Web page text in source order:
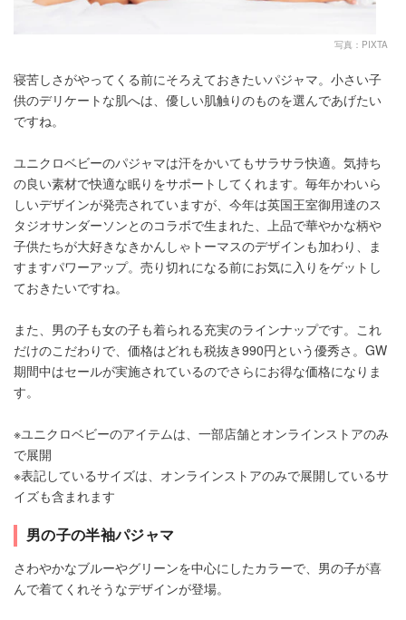
写真：PIXTA
寝苦しさがやってくる前にそろえておきたいパジャマ。小さい子
供のデリケートな肌へは、優しい肌触りのものを選んであげたい
ですね。
ユニクロベビーのパジャマは汗をかいてもサラサラ快適。気持ち
の良い素材で快適な眠りをサポートしてくれます。毎年かわいら
しいデザインが発売されていますが、今年は英国王室御用達のス
タジオサンダーソンとのコラボで生まれた、上品で華やかな柄や
子供たちが大好きなきかんしゃトーマスのデザインも加わり、ま
すますパワーアップ。売り切れになる前にお気に入りをゲットし
ておきたいですね。
また、男の子も女の子も着られる充実のラインナップです。これ
だけのこだわりで、価格はどれも税抜き990円という優秀さ。GW
期間中はセールが実施されているのでさらにお得な価格になりま
す。
※ユニクロベビーのアイテムは、一部店舗とオンラインストアのみ
で展開
※表記しているサイズは、オンラインストアのみで展開しているサ
イズも含まれます
男の子の半袖パジャマ
さわやかなブルーやグリーンを中心にしたカラーで、男の子が喜
んで着てくれそうなデザインが登場。